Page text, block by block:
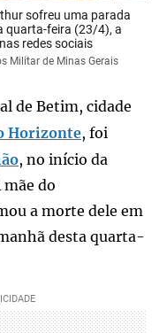
sofreu uma parada
quarta-feira (23/4), a
redes sociais
Militar de Minas Gerais
de Betim, cidade
Horizonte, foi
, no início da
do
a morte dele em
desta quarta-